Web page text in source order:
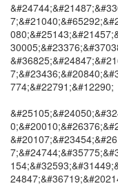
774;&#22791;&#12290;